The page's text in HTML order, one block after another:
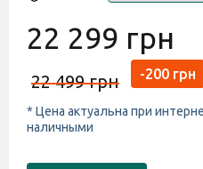
22 299 грн
22 499 грн -200 грн
* Цена актуальна при
наличными